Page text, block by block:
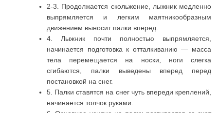
2-3. Продолжается скольжение, лыжник медленно
выпрямляется и легким маятникообразным
движением выносит палки вперед.
4. Лыжник почти полностью выпрямляется,
начинается подготовка к отталкиванию — масса
тела перемещается на носки, ноги слегка
сгибаются, палки выведены вперед перед
постановкой на снег.
5. Палки ставятся на снег чуть впереди креплений,
начинается толчок руками.